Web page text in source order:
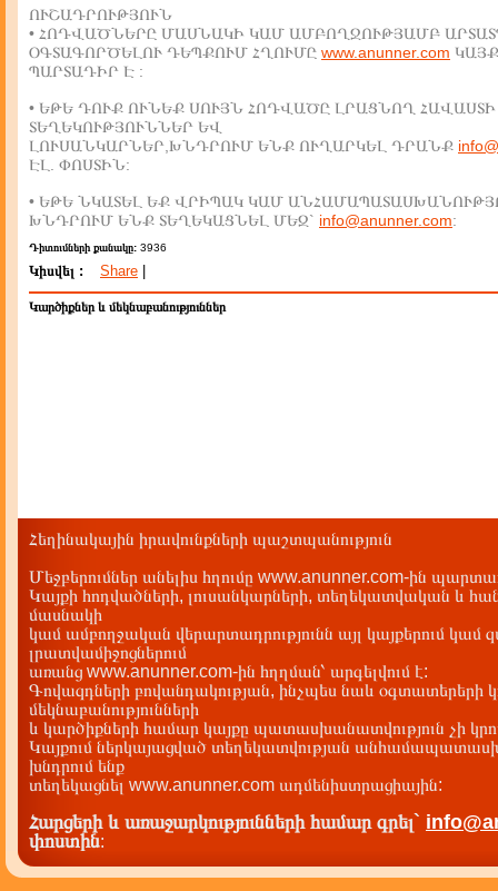
ՈՒՇԱԴՐՈՒԹՅՈՒՆ
• ՀՈԴՎԱԾՆԵՐԸ ՄԱՍՆԱԿԻ ԿԱՄ ԱՄԲՈՂՋՈՒԹՅԱՄԲ
ՕԳՏԱԳՈՐԾԵԼՈՒ ԴԵՊՔՈՒՄ ՀՂՈՒՄԸ www.anunner.com
ՊԱՐՏԱԴԻՐ Է :
• ԵԹԵ ԴՈՒՔ ՈՒՆԵՔ ՍՈՒՅՆ ՀՈԴՎԱԾԸ ԼՐԱՑՆՈՂ ՀԱՎԱՍՏԻ
ՏԵՂԵԿՈՒԹՅՈՒՆՆԵՐ ԵՎ
ԼՈՒՍԱՆԿԱՐՆԵՐ,ԽՆԴՐՈՒՄ ԵՆՔ ՈՒՂԱՐԿԵԼ ԴՐԱՆՔ
ԷԼ. ՓՈՍՏԻՆ:
• ԵԹԵ ՆԿԱՏԵԼ ԵՔ ՎՐԻՊԱԿ ԿԱՄ
ԽՆԴՐՈՒՄ ԵՆՔ ՏԵՂԵԿԱՑՆԵԼ ՄԵԶ` info@anunner.com:
Դիտումների քանակը: 3936
Կիսվել : Share
Կարծիքներ և մեկնաբանություններ
Հեղինակային իրավունքների պաշտպանություն
Մեջբերումներ անելիս հղումը www.anunner.com-ին
Կայքի հոդվածների, լուսանկարների, տեղեկատվական և
մասնակի
կամ ամբողջական վերարտադրությունն այլ կայքերում կամ
լրատվամիջոցներում
առանց www.anunner.com-ին հղղման՝ արգելվում է:
Գովազդների բովանդակության, ինչպես նաև օգտատերերի
մեկնաբանությունների
և կարծիքների համար կայքը պատասխանատվություն չի
Կայքում ներկայացված տեղեկատվության
խնդրում ենք
տեղեկացնել www.anunner.com ադմենիստրացիային:
Հարցերի և առաջարկությունների համար գրել`
փոստին: